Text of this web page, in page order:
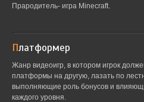
Прародитель- игра Minecraft.
Платформер
Жанр видеоигр, в котором игрок
платформы на другую, лазать по
выполняющие роль бонусов и
каждого уровня.